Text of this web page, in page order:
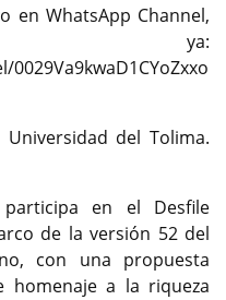
en WhatsApp Channel,
ya:
del Tolima.
en el Desfile
de la versión 52 del
con una propuesta
a la riqueza